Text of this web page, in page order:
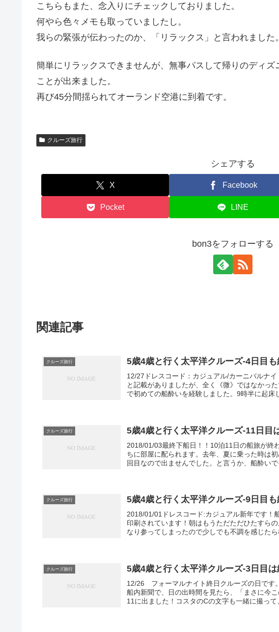
こちらもまた、念入りにチェックしておりました。
何やら色々メモも取っていましたし。
我らの緊張が伝わったのか、「リラックス」と言われました。
簡単にリラックスできませんが、無事パスして帰りのディ
ことが出来ました。
再び45分間揺られてオーランド空港に到着です。
クルーズ旅行
シェアする
X Facebook
Pocket LINE
bon3をフォローする
関連記事
クルーズ旅行 5歳4歳と行く太平洋クルーズ-4日目
12/27ドレスコード：カジュアル/カーニバルナ
と記載がありましたが、全く《微》ではなかっ
で初めての船酔いを経験しました。9時半に起床
クルーズ旅行 5歳4歳と行く太平洋クルーズ-11日目
2018/01/03最終下船日！！10泊11日の船旅が終
ちに部屋に配られます。去年、夏に乗った時は
回目なので出ませんでした。と言うか、船酔いで
クルーズ旅行 5歳4歳と行く太平洋クルーズ-9日目
2018/01/01ドレスコード:カジュアル新年です！
印刷されています！朝はもうただただひたすら
なり参ってしまったので少しでも不調を感じた
クルーズ旅行 5歳4歳と行く太平洋クルーズ-3日目
12/26 フォーマルナイト終日クルーズの日です
船内新聞で、日の出時間を見たら、「まさに今
11に出ました！コスタのCの文字も一緒に撮って